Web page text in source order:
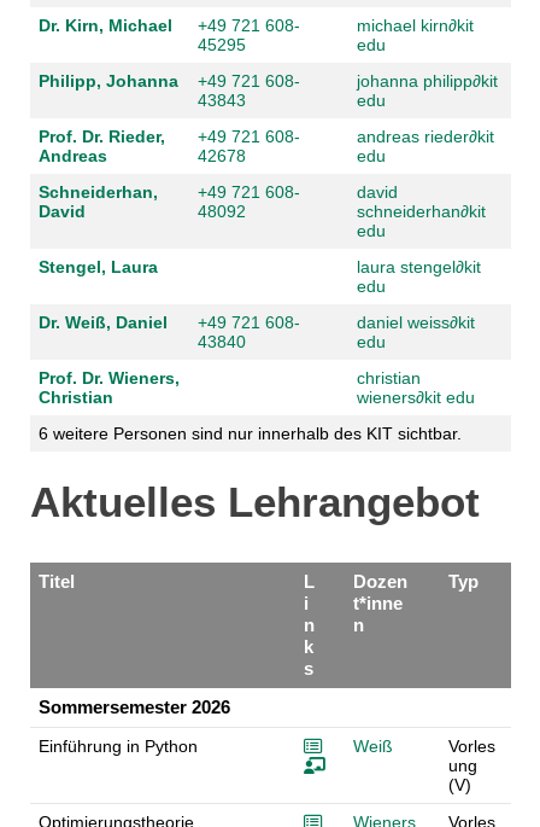
Dr. Kirn, Michael
+49 721 608-
45295
michael kirn∂kit
edu
Philipp, Johanna
+49 721 608-
43843
johanna philipp∂kit
edu
Prof. Dr. Rieder,
Andreas
+49 721 608-
42678
andreas rieder∂kit
edu
Schneiderhan,
David
+49 721 608-
48092
david
schneiderhan∂kit
edu
Stengel, Laura
laura stengel∂kit
edu
Dr. Weiß, Daniel
+49 721 608-
43840
daniel weiss∂kit
edu
Prof. Dr. Wieners,
Christian
christian
wieners∂kit edu
6 weitere Personen sind nur innerhalb des KIT sichtbar.
Aktuelles Lehrangebot
Titel
L
i
n
k
s
Dozen
t*inne
n
Typ
Sommersemester 2026
Einführung in Python Weiß
Vorles
ung
(V)
Optimierungstheorie
Wieners Vorles